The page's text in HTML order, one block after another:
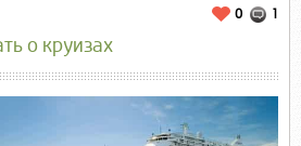
1
0
о круизах